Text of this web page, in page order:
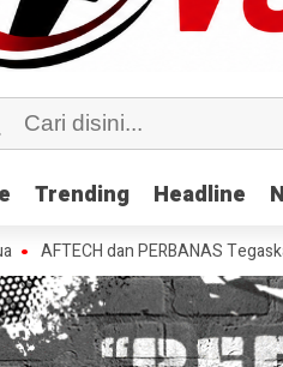
Trending Headline
Trending Headline
dan PERBANAS Tegaskan